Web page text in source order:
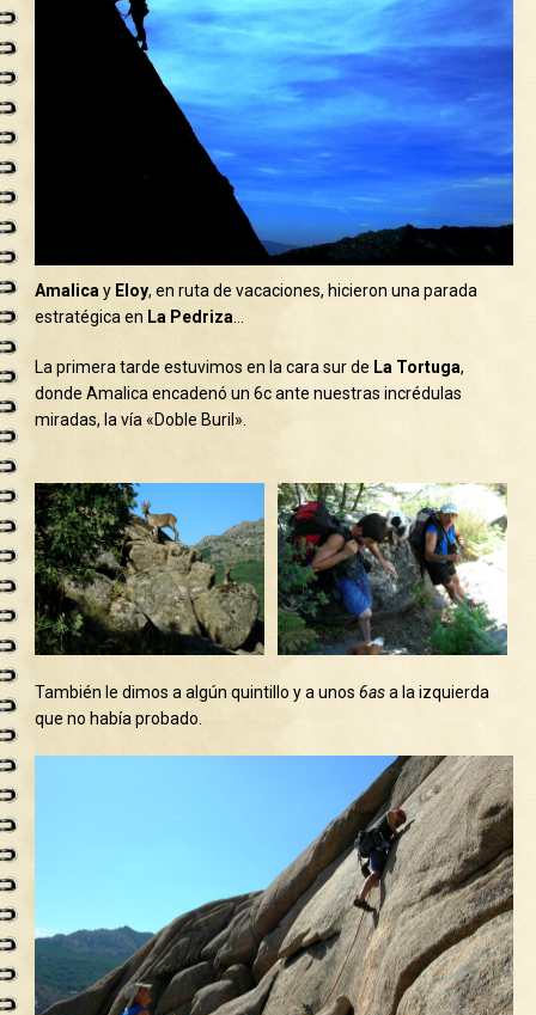
Amalica y Eloy, en ruta de vacaciones, hicieron una parada
estratégica en La Pedriza
La primera tarde estuvimos en la cara sur de La Tortuga,
donde Amalica encadenó un 6c ante nuestras incrédulas
miradas, la vía «Doble Buril».
También le dimos a algún quintillo y a unos6asa la izquierda
que no había probado.